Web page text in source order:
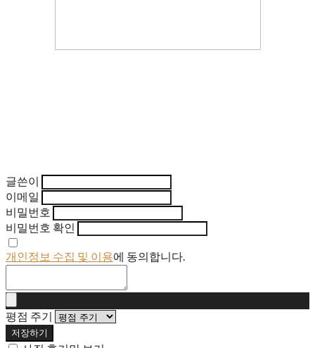
글쓴이
이메일
비밀번호
비밀번호 확인
개인정보 수집 및 이용에 동의합니다.
평점 주기
저장하기